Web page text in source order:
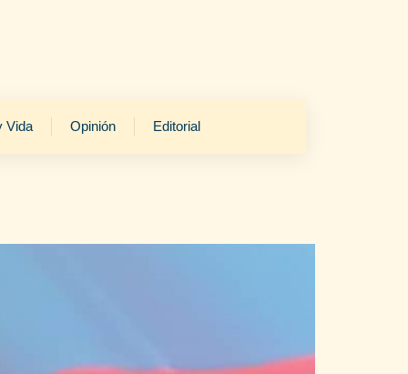
Vida Opinión Editorial